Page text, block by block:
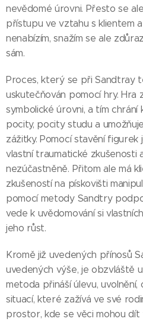
nevědomé úrovni. Přesto se
přístupu ve vztahu s klientem
nenabízím, snažím se ale
sám.
Proces, který se při Sandtray
uskutečňován pomocí hry. Hra
symbolické úrovni, a tím
pocity, pocity studu a
zážitky. Pomocí stavění
vlastní traumatické zkušenosti
nezúčastněně. Přitom ale má
zkušeností na pískovišti
pomocí metody Sandtry
vede k uvědomování si
jeho růst.
Kromě již uvedených přínosů
uvedených výše, je obzvláště
metoda přináší úlevu,
situací, které zažívá ve své
prostor, kde se věci mohou dít